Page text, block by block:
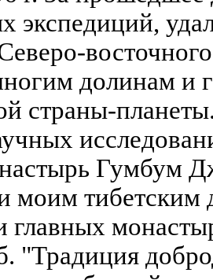
экспедиций,
долинам и
страны-
Гумбум
моим
главных
"Традиция